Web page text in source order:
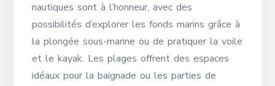
nautiques sont à l’honneur, avec des
possibilités d’explorer les fonds marins grâce à
la plongée sous-marine ou de pratiquer la voile
et le kayak. Les plages offrent des espaces
idéaux pour la baignade ou les parties de